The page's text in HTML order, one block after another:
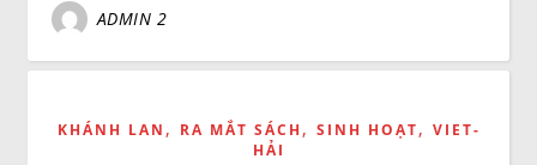
ADMIN 2
KHÁNH LAN , RA MẮT SÁCH , SINH HOẠT, VIET-
HẢI